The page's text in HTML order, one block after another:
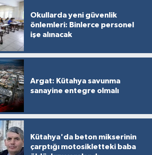
Okullarda yeni güvenlik
önlemleri: Binlerce personel
işe alınacak
Argat: Kütahya savunma
sanayine entegre olmalı
Kütahya'da beton mikserinin
çarptığı motosikletteki baba